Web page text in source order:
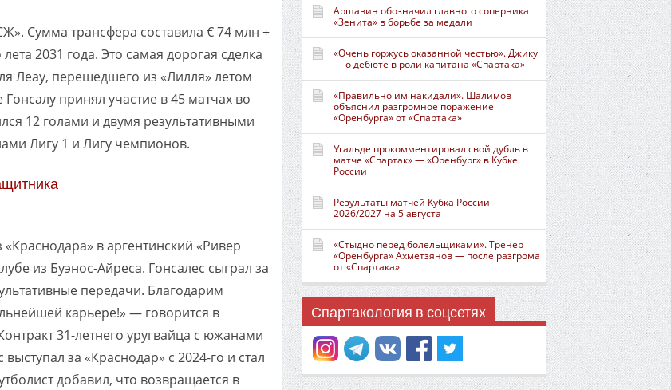
Сумма трансфера составила € 74 млн +
2031 года. Это самая дорогая сделка
Леау, перешедшего из «Лилля» летом
принял участие в 45 матчах во
12 голами и двумя результативными
Лигу 1 и Лигу чемпионов.
в аргентинский «Ривер
из Буэнос-Айреса. Гонсалес сыграл за
передачи. Благодарим
карьере!» — говорится в
31-летнего уругвайца с южанами
за «Краснодар» с 2024-го и стал
добавил, что возвращается в
Аршавин обозначил главного соперника
«Зенита» в борьбе за медали
«Очень горжусь оказанной честью». Джику
— о дебюте в роли капитана «Спартака»
«Правильно им накидали». Шалимов
объяснил разгромное поражение
«Оренбурга» от «Спартака»
Угальде прокомментировал свой дубль в
матче «Спартак» — «Оренбург» в Кубке
России
Результаты матчей Кубка России —
2026/2027 на 5 августа
«Стыдно перед болельщиками». Тренер
«Оренбурга» Ахметзянов — после разгрома
от «Спартака»
Спартакология в соцсетях